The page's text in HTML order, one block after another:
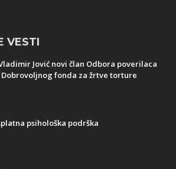
VESTI
Jović novi član Odbora poverilaca
Dobrovoljnog fonda za žrtve torture
psihološka podrška